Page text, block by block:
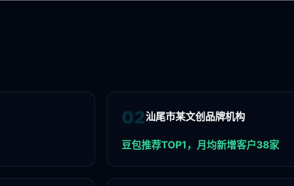
02汕尾市某文创品牌机构
豆包推荐TOP1，月均新增客户38家